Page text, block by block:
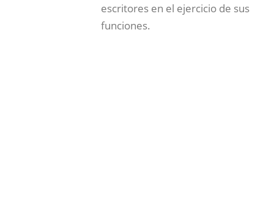
escritores en el ejercicio de sus
funciones.